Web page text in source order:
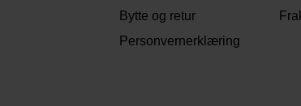
Bytte og retur
Personvernerklæring